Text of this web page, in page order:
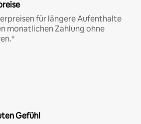
für längere Aufenthalte
monatlichen Zahlung ohne
Gefühl